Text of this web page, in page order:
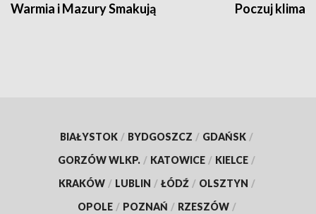
Warmia i Mazury Smakują Poczuj klimat
BIAŁYSTOK / BYDGOSZCZ / GDAŃSK /
GORZÓW WLKP. / KATOWICE / KIELCE /
KRAKÓW / LUBLIN / ŁÓDŹ / OLSZTYN /
OPOLE / POZNAŃ / RZESZÓW /